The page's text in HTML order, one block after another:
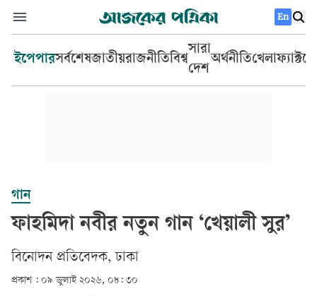
En
ইপেপারসর্বশেষজাতীয়রাজনীতিবিশ্ব
সারা
দেশ
অর্থনীতিখেলা
গান
ফাহমিদা নবীর নতুন গান ‘খেয়ালী সুর’
বিনোদন প্রতিবেদক, ঢাকা
প্রকাশ : ০৯ জুলাই ২০২৬, ০৮: ৩০